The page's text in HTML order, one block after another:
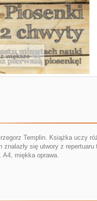
większe
Templin. Książka uczy
znalazły się utwory z
A4, miękka oprawa.